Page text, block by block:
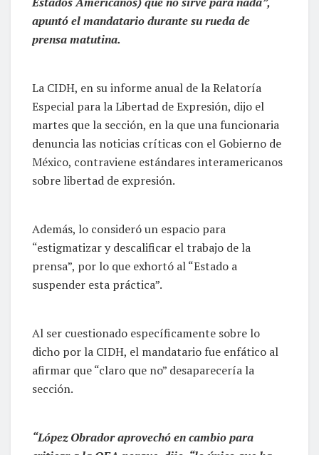
apuntó el mandatario durante su rueda de
prensa matutina.
La CIDH, en su informe anual de la Relatoría
Especial para la Libertad de Expresión, dijo el
martes que la sección, en la que una funcionaria
denuncia las noticias críticas con el Gobierno de
México, contraviene estándares interamericanos
sobre libertad de expresión.
Además, lo consideró un espacio para
“estigmatizar y descalificar el trabajo de la
prensa”, por lo que exhortó al “Estado a
suspender esta práctica”.
Al ser cuestionado específicamente sobre lo
dicho por la CIDH, el mandatario fue enfático al
afirmar que “claro que no” desaparecería la
sección.
“López Obrador aprovechó en cambio para